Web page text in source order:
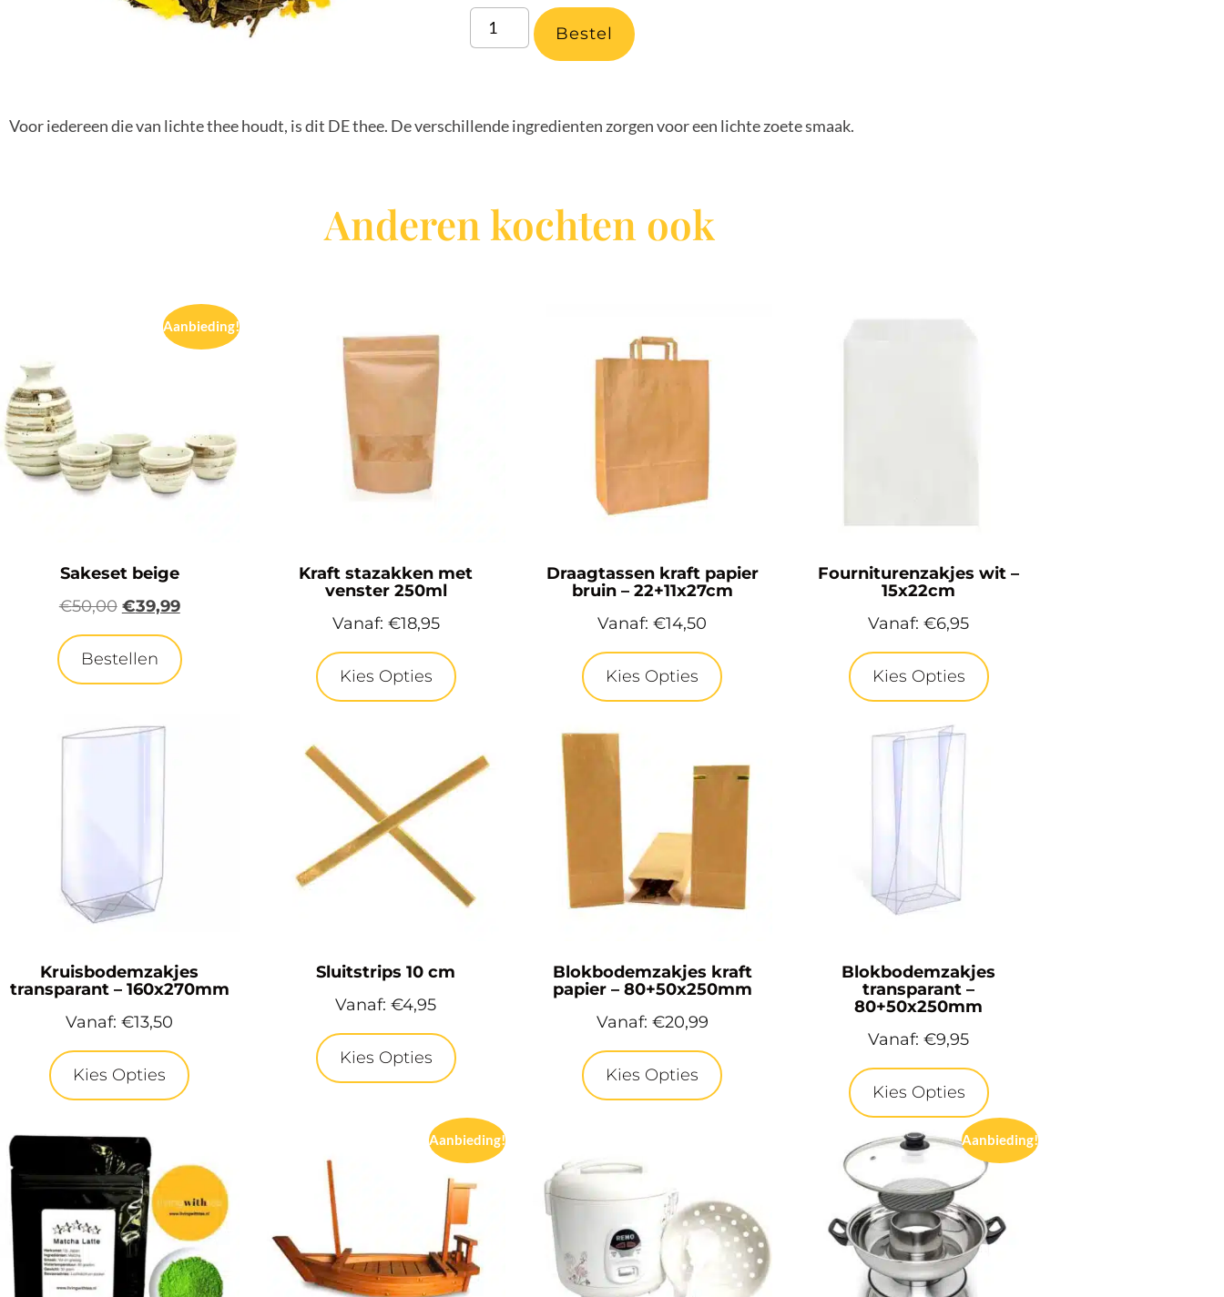
Bestel
Voor iedereen die van lichte thee houdt, is dit DE thee. De verschillende ingredienten zorgen voor een lichte zoete smaak.
Anderen kochten ook
Aanbieding!
Sakeset beige
€50,00 €39,99
Bestellen
Kraft stazakken met
venster 250ml
Vanaf: €18,95
Kies Opties
Draagtassen kraft papier
bruin – 22+11x27cm
Vanaf:€14,50
Kies Opties
Fourniturenzakjes wit –
15x22cm
Vanaf:€6,95
Kies Opties
Kruisbodemzakjes
transparant – 160x270mm
Vanaf:€13,50
Kies Opties
Sluitstrips 10 cm
Vanaf:€4,95
Kies Opties
Blokbodemzakjes kraft
papier – 80+50x250mm
Vanaf: €20,99
Kies Opties
Blokbodemzakjes
transparant –
80+50x250mm
Vanaf:€9,95
Kies Opties
Aanbieding! Aanbieding!